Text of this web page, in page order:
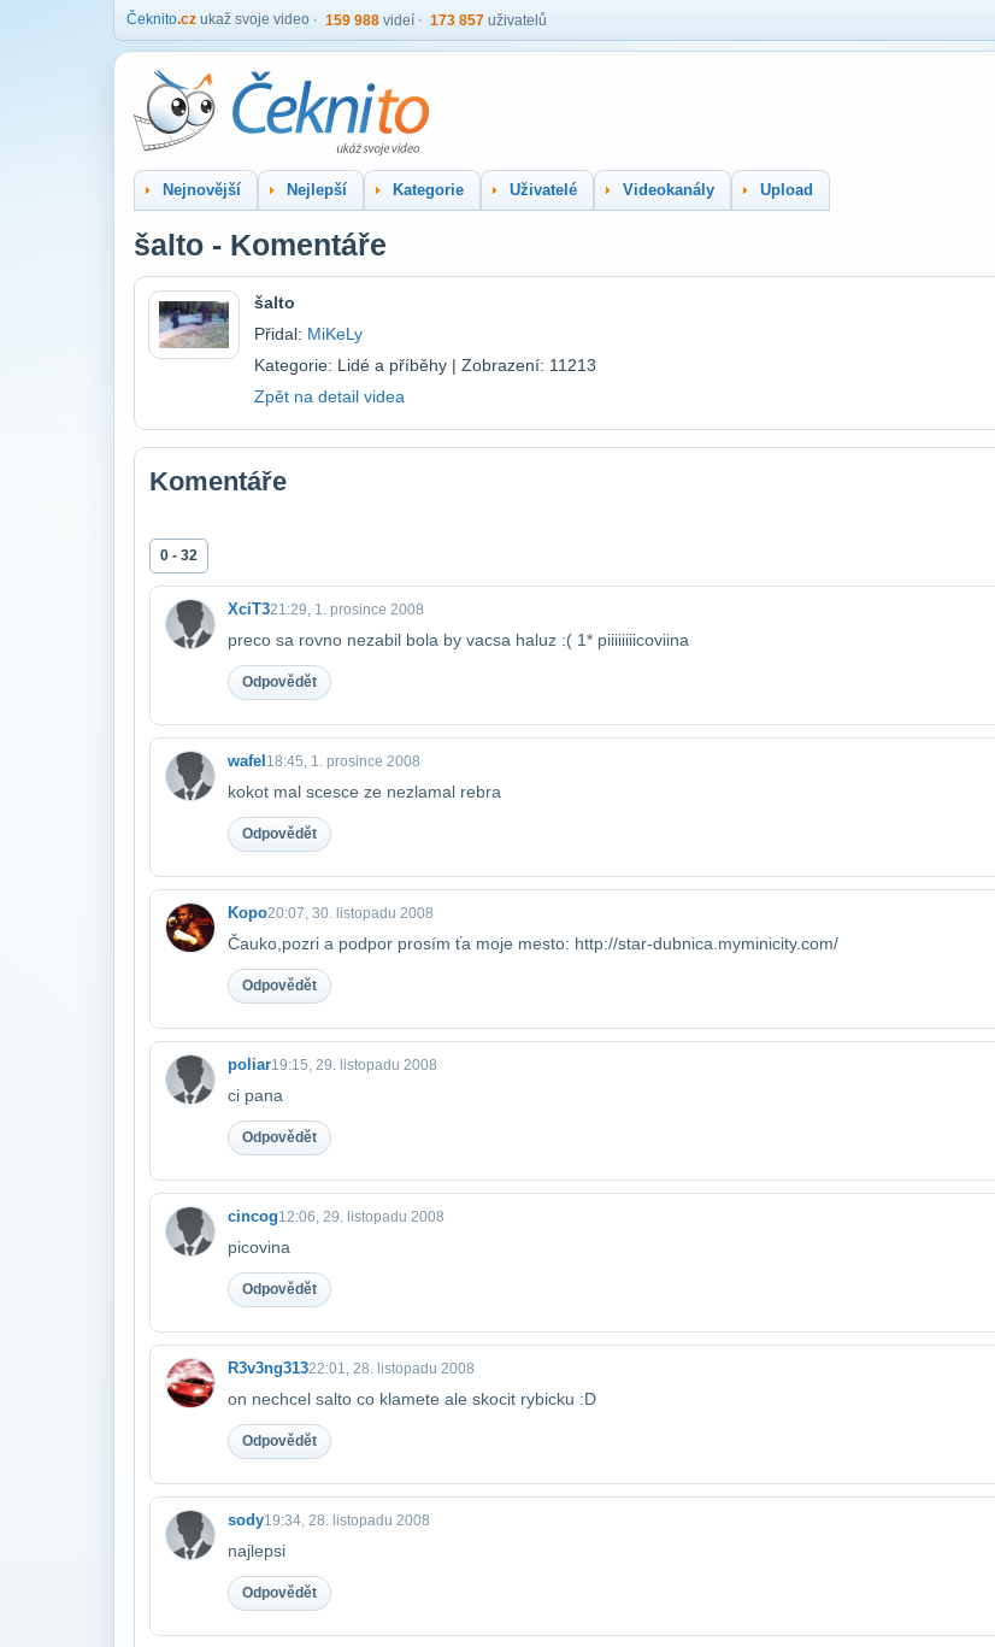
Čeknito.cz ukaž svoje video 159 988 videí 173 857 uživatelů
Nejnovější Nejlepší Kategorie Uživatelé Videokanály Upload
šalto - Komentáře
šalto
Přidal: MiKeLy
Kategorie: Lidé a příběhy | Zobrazení: 11213
Zpět na detail videa
Komentáře
0 - 32
XciT321:29, 1. prosince 2008
preco sa rovno nezabil bola by vacsa haluz :( 1* piiiiiiiicoviina
Odpovědět
wafel 18:45, 1. prosince 2008
kokot mal scesce ze nezlamal rebra
Odpovědět
Kopo20:07, 30. listopadu 2008
Čauko,pozri a podpor prosím ťa moje mesto: http://star-dubnica.myminicity.com/
Odpovědět
poliar19:15, 29. listopadu 2008
ci pana
Odpovědět
cincog12:06, 29. listopadu 2008
picovina
Odpovědět
R3v3ng31322:01, 28. listopadu 2008
on nechcel salto co klamete ale skocit rybicku :D
Odpovědět
sody19:34, 28. listopadu 2008
najlepsi
Odpovědět